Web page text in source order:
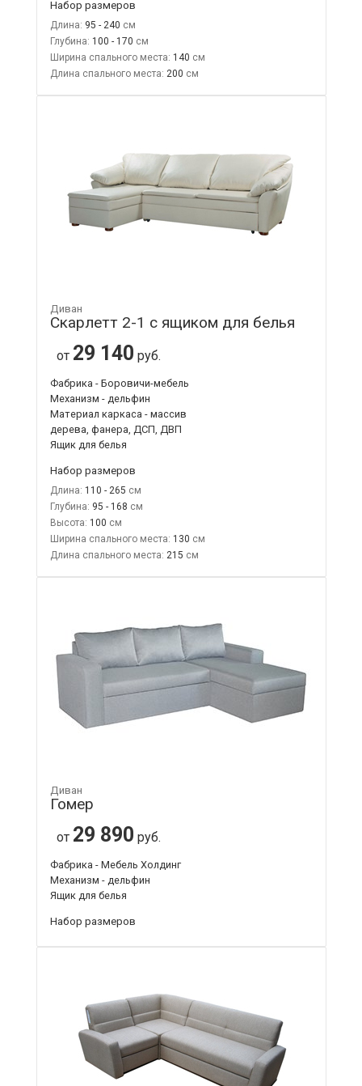
Набор размеров
Длина: 95 - 240
Глубина: 100 - 170
Ширина спального места: 140
Длина спального места: 200
Диван
Скарлетт 2-1 с ящиком для белья
от 29 140 руб.
Фабрика - Боровичи-мебель
Механизм - дельфин
Материал каркаса - массив
дерева, фанера, ДСП, ДВП
Ящик для белья
Набор размеров
Длина: 110 - 265
Глубина: 95 - 168
Высота: 100
Ширина спального места: 130
Длина спального места: 215
Диван
Гомер
от 29 890 руб.
Фабрика - Мебель Холдинг
Механизм - дельфин
Ящик для белья
Набор размеров